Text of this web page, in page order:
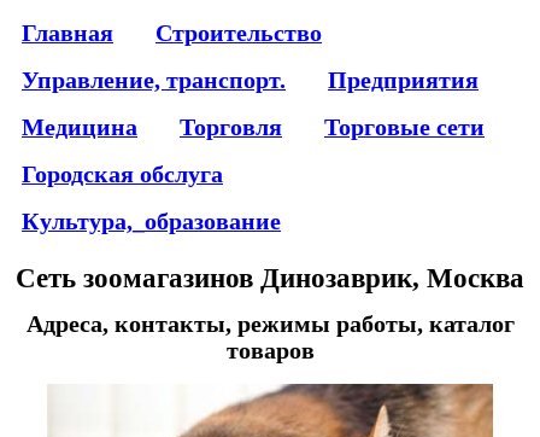
Главная
Строительство
Управление, транспорт.
Предприятия
Медицина
Торговля
Торговые сети
Городская обслуга
Культура,_образование
Сеть зоомагазинов Динозаврик, Москва
Адреса, контакты, режимы работы, каталог
товаров